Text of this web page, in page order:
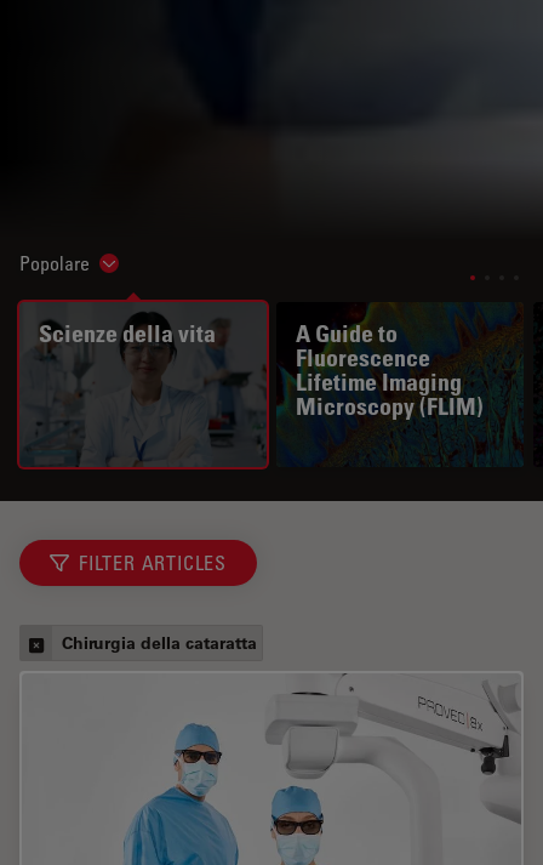
Popolare Show subnavigation
Scienze della vita
A Guide to
Fluorescence
Lifetime Imaging
Microscopy (FLIM)
FILTER ARTICLES
Chirurgia della cataratta